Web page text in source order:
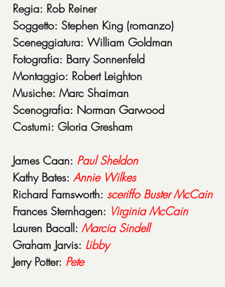
Regia: Rob Reiner
Soggetto: Stephen King (romanzo)
Sceneggiatura: William Goldman
Fotografia: Barry Sonnenfeld
Montaggio: Robert Leighton
Musiche: Marc Shaiman
Scenografia: Norman Garwood
Costumi: Gloria Gresham
James Caan: Paul Sheldon
Kathy Bates: Annie Wilkes
Richard Farnsworth: sceriffo Buster McCain
Frances Sternhagen: Virginia McCain
Lauren Bacall: Marcia Sindell
Graham Jarvis: Libby
Jerry Potter: Pete